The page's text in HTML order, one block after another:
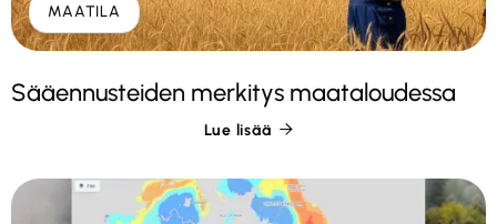
MAATILA
Sääennusteiden merkitys maataloudessa
Lue lisää 